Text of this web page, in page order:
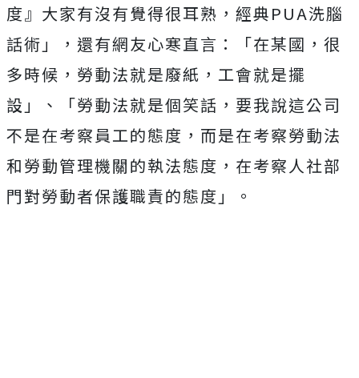
度』大家有沒有覺得很耳熟，經典PUA洗腦
話術」，還有網友心寒直言：「在某國，很
多時候，勞動法就是廢紙，工會就是擺
設」、「勞動法就是個笑話，要我說這公司
不是在考察員工的態度，而是在考察勞動法
和勞動管理機關的執法態度，在考察人社部
門對勞動者保護職責的態度」。